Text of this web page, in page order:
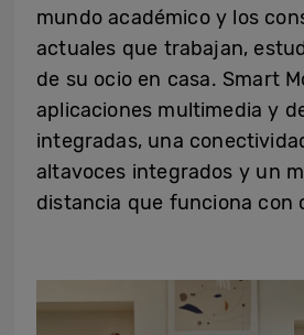
mundo académico y los
actuales que trabajan,
de su ocio en casa. Smart
aplicaciones multimedia y
integradas, una
altavoces integrados y un
distancia que funciona con